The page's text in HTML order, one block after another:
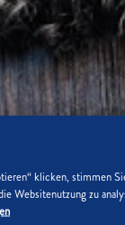
klicken, stimmen
Websitenutzung zu